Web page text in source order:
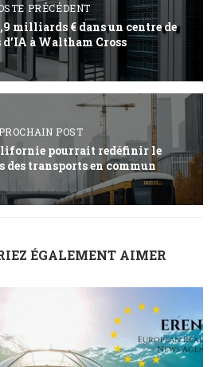
PRÉCÉDENT
milliards € dans un centre de
d’IA à Waltham Cross
POST
pourrait redéfinir le
des transports en commun
ÉGALEMENT AIMER